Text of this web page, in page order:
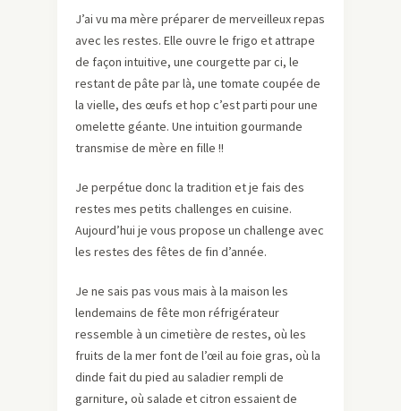
J’ai vu ma mère préparer de merveilleux repas
avec les restes. Elle ouvre le frigo et attrape
de façon intuitive, une courgette par ci, le
restant de pâte par là, une tomate coupée de
la vielle, des œufs et hop c’est parti pour une
omelette géante. Une intuition gourmande
transmise de mère en fille !!
Je perpétue donc la tradition et je fais des
restes mes petits challenges en cuisine.
Aujourd’hui je vous propose un challenge avec
les restes des fêtes de fin d’année.
Je ne sais pas vous mais à la maison les
lendemains de fête mon réfrigérateur
ressemble à un cimetière de restes, où les
fruits de la mer font de l’œil au foie gras, où la
dinde fait du pied au saladier rempli de
garniture, où salade et citron essaient de